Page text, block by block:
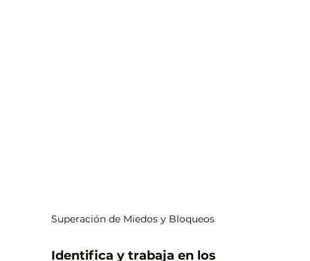
Superación de Miedos y Bloqueos
Identifica y trabaja en los